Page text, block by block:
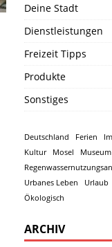
Deine Stadt
Dienstleistungen
Freizeit Tipps
Produkte
Sonstiges
Deutschland Ferien
Kultur
Mosel Museum
Urbanes Leben
Urlaub
Ökologisch
ARCHIV